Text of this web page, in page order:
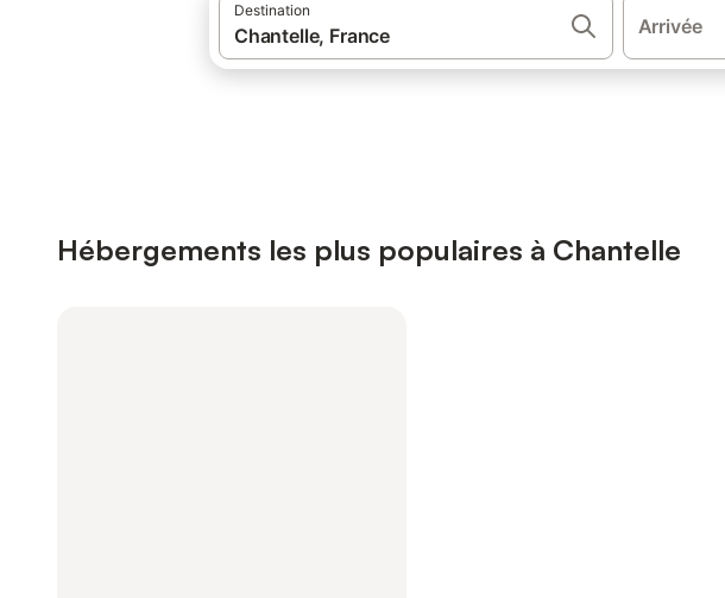
Destination
Arrivée
Hébergements les plus populaires à Chantelle